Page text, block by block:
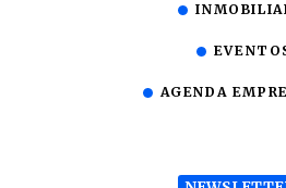
AGENDA